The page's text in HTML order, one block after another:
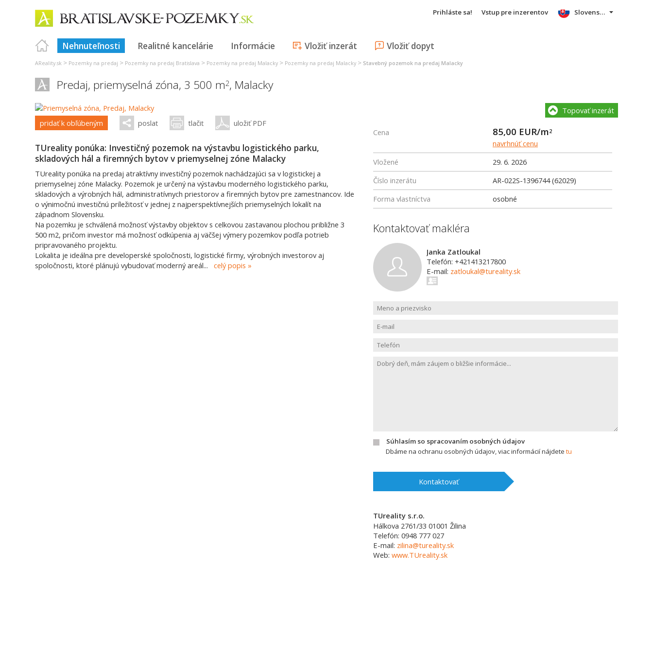
Prihláste sa! Vstup pre inzerentov
Nehnuteľnosti Realitné kancelárie Informácie Vložiť inzerát Vložiť dopyt
Slovensky
AReality.sk > Pozemky na predaj > Pozemky na predaj Bratislava > Pozemky na predaj Malacky > Pozemky na predaj Malacky > Stavebný pozemok na predaj Malacky
Predaj, priemyselná zóna, 3 500 m2, Malacky
pridať k obľúbeným poslať tlačiť uložiť PDF
TUreality ponúka: Investičný pozemok na výstavbu logistického parku,
skladových hál a firemných bytov v priemyselnej zóne Malacky
TUreality ponúka na predaj atraktívny investičný pozemok nachádzajúci sa v logistickej a
priemyselnej zóne Malacky. Pozemok je určený na výstavbu moderného logistického parku,
skladových a výrobných hál, administratívnych priestorov a firemných bytov pre zamestnancov. Ide
o výnimočnú investičnú príležitosť v jednej z najperspektívnejších priemyselných lokalít na
západnom Slovensku.
Na pozemku je schválená možnosť výstavby objektov s celkovou zastavanou plochou približne 3
500 m2, pričom investor má možnosť odkúpenia aj väčšej výmery pozemkov podľa potrieb
pripravovaného projektu.
Lokalita je ideálna pre developerské spoločnosti, logistické firmy, výrobných investorov aj
spoločnosti, ktoré plánujú vybudovať moderný areál... celý popis
Topovať inzerát
Cena 85,00 EUR/m2
navrhnúť cenu
Vložené
29. 6. 2026
Číslo inzerátu
AR-022S-1396744 (62029)
Forma vlastníctva
osobné
Kontaktovať makléra
Janka Zatloukal
Telefón: +421413217800
E-mail: zatloukal@tureality.sk
Súhlasím so spracovaním osobných údajov
Dbáme na ochranu osobných údajov, viac informácií nájdete tu
Kontaktovať
TUreality s.r.o.
Hálkova 2761/33 01001 Žilina
Telefón: 0948 777 027
E-mail: zilina@tureality.sk
Web: www.TUreality.sk